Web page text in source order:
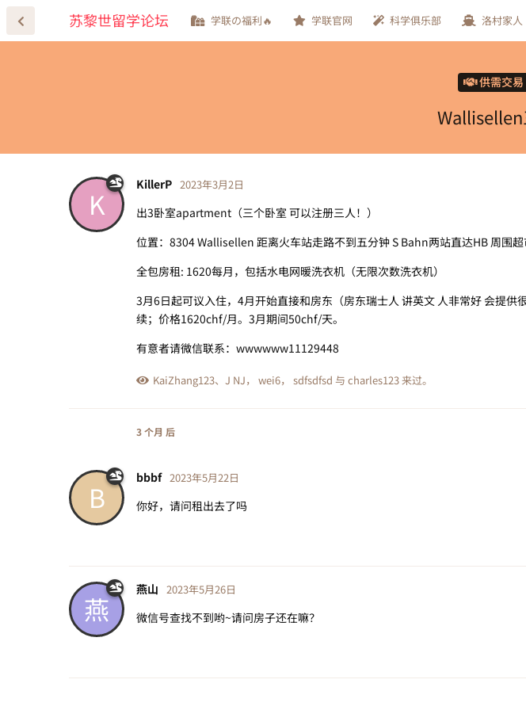
苏黎世留学论坛 学联の福利🔥 学联官网 科学俱乐部 洛村家人
供需交易
Wallisellen
K
KillerP 2023年3月2日
出3卧室apartment（三个卧室 可以注册三人！）
位置：8304 Wallisellen 距离火车站走路不到五分钟 S Bahn两站直达HB 周围
全包房租: 1620每月，包括水电网暖洗衣机（无限次数洗衣机）
3月6日起可议入住，4月开始直接和房东（房东瑞士人 讲英文 人非常好 会提
续；价格1620chf/月。3月期间50chf/天。
有意者请微信联系：wwwwww11129448
KaiZhang123、 J NJ， wei6， sdfsdfsd 与 charles123来过。
3 个月 后
B
bbbf 2023年5月22日
你好，请问租出去了吗
燕
燕山 2023年5月26日
微信号查找不到哟~请问房子还在嘛？